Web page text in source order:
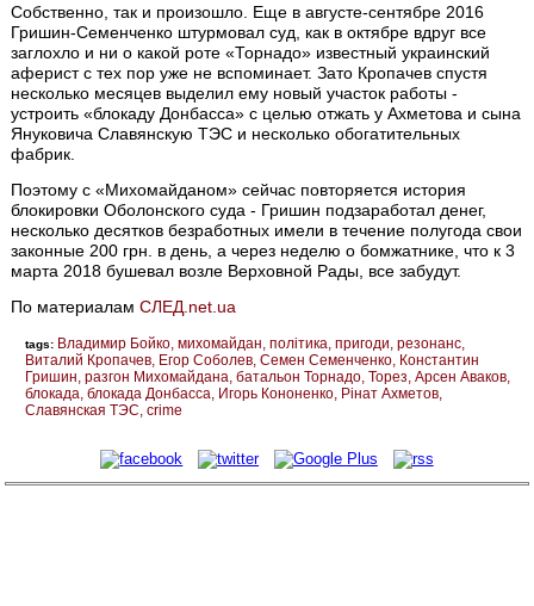
Собственно, так и произошло. Еще в августе-сентябре 2016
Гришин-Семенченко штурмовал суд, как в октябре вдруг все
заглохло и ни о какой роте «Торнадо» известный украинский
аферист с тех пор уже не вспоминает. Зато Кропачев спустя
несколько месяцев выделил ему новый участок работы -
устроить «блокаду Донбасса» с целью отжать у Ахметова и сына
Януковича Славянскую ТЭС и несколько обогатительных
фабрик.
Поэтому с «Михомайданом» сейчас повторяется история
блокировки Оболонского суда - Гришин подзаработал денег,
несколько десятков безработных имели в течение полугода свои
законные 200 грн. в день, а через неделю о бомжатнике, что к 3
марта 2018 бушевал возле Верховной Рады, все забудут.
По материаламСЛЕД.net.ua
tags: Владимир Бойко михомайдан політика пригоди резонанс
Виталий Кропачев Егор Соболев Семен Семенченко Константин
Гришин разгон Михомайдана батальон Торнадо Торез Арсен Аваков
блокада блокада Донбасса Игорь Кононенко Рінат Ахметов
Славянская ТЭС crime